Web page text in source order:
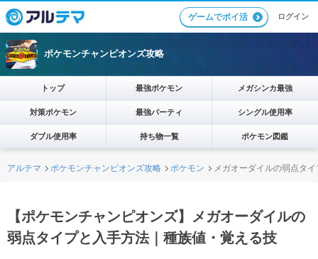
ゲームでポイ活 ログイン
ポケモンチャンピオンズ攻略
トップ 最強ポケモン メガシンカ最強
対策ポケモン 最強パーティ シングル使用率
ダブル使用率 持ち物一覧 ポケモン図鑑
アルテマ ポケモンチャンピオンズ攻略 ポケモン メガオーダイルの弱点タ
【ポケモンチャンピオンズ】メガオーダイルの
弱点タイプと入手方法｜種族値・覚える技